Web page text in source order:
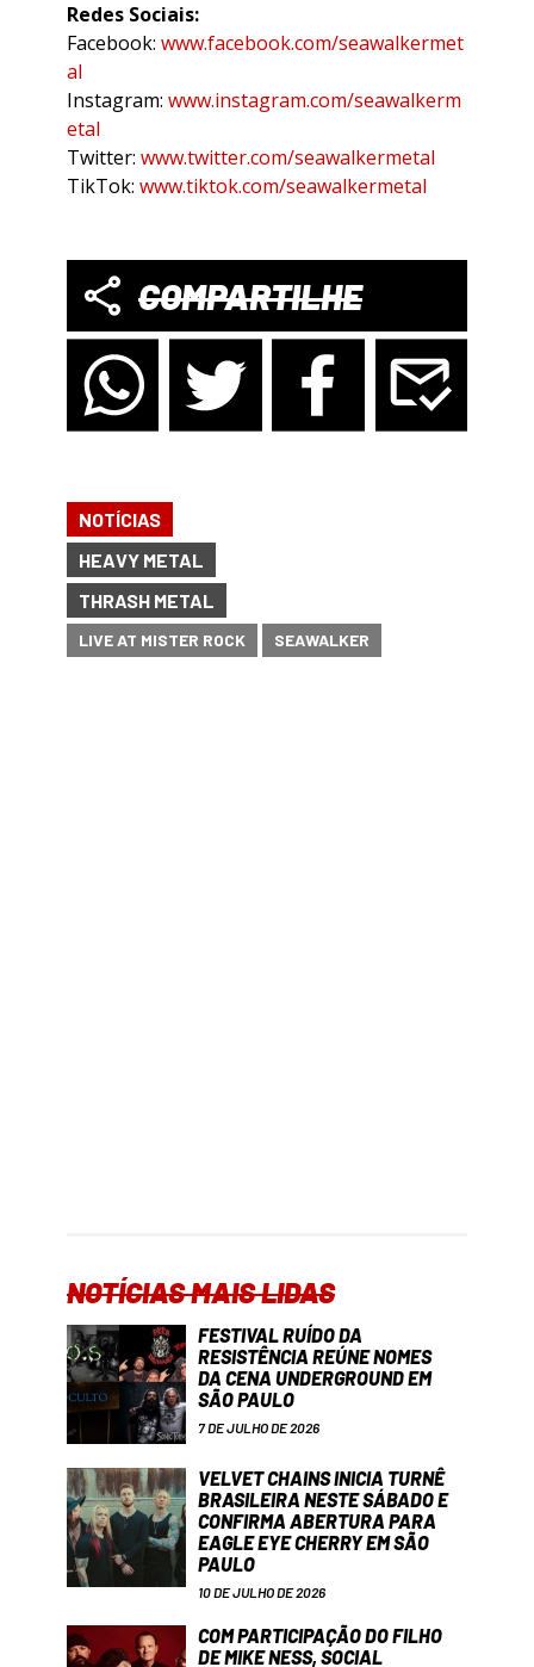
Redes Sociais:
Facebook: www.facebook.com/seawalkermet
al
Instagram: www.instagram.com/seawalkerm
etal
Twitter: www.twitter.com/seawalkermetal
TikTok: www.tiktok.com/seawalkermetal
COMPARTILHE
NOTÍCIAS
HEAVY METAL
THRASH METAL
LIVE AT MISTER ROCK SEAWALKER
NOTÍCIAS MAIS LIDAS
FESTIVAL RUÍDO DA
RESISTÊNCIA REÚNE NOMES
DA CENA UNDERGROUND EM
SÃO PAULO
7 DE JULHO DE 2026
VELVET CHAINS INICIA TURNÊ
BRASILEIRA NESTE SÁBADO E
CONFIRMA ABERTURA PARA
EAGLE EYE CHERRY EM SÃO
PAULO
10 DE JULHO DE 2026
COM PARTICIPAÇÃO DO FILHO
DE MIKE NESS, SOCIAL